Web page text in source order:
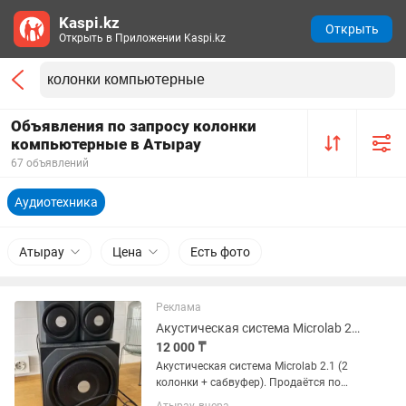
Объявления по запросу колонки
компьютерные в Атырау
67 объявлений
Аудиотехника
Атырау Цена Есть фото
Реклама
Акустическая система Microlab 2.1, 2 колонки сабвуфер
12 000 ₸
Акустическая система Microlab 2.1 (2
колонки + сабвуфер). Продаётся по
очень низкой цене. Состояние
Kaspi.kz
Открыть в Приложении Kaspi.kz
Открыть